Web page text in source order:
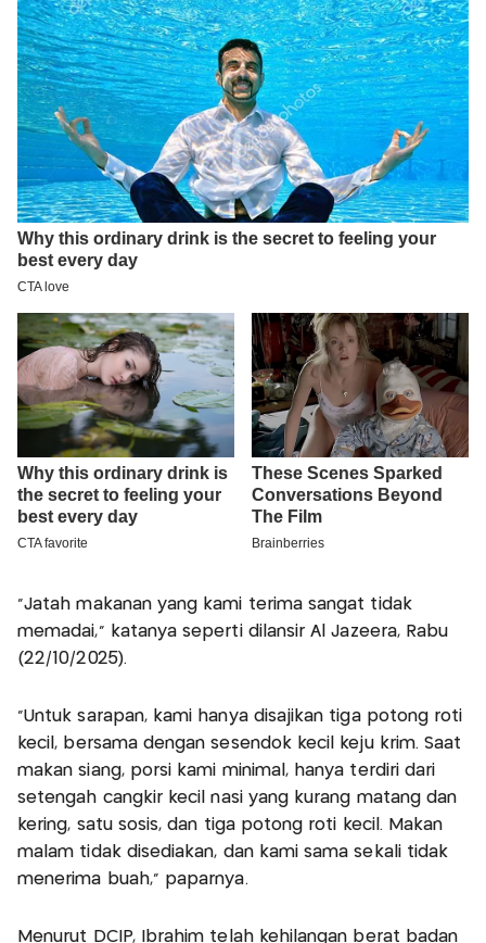
"Jatah makanan yang kami terima sangat tidak
memadai," katanya seperti dilansir Al Jazeera, Rabu
(22/10/2025).
"Untuk sarapan, kami hanya disajikan tiga potong roti
kecil, bersama dengan sesendok kecil keju krim. Saat
makan siang, porsi kami minimal, hanya terdiri dari
setengah cangkir kecil nasi yang kurang matang dan
kering, satu sosis, dan tiga potong roti kecil. Makan
malam tidak disediakan, dan kami sama sekali tidak
menerima buah," paparnya.
Menurut DCIP, Ibrahim telah kehilangan berat badan